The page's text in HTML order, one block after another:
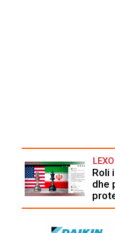
Roli
dhe